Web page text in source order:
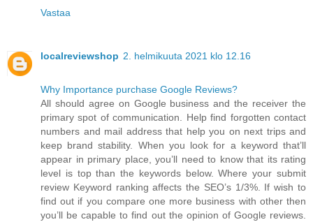
Vastaa
localreviewshop 2. helmikuuta 2021 klo 12.16
Why Importance purchase Google Reviews?
All should agree on Google business and the receiver the
primary spot of communication. Help find forgotten contact
numbers and mail address that help you on next trips and
keep brand stability. When you look for a keyword that’ll
appear in primary place, you’ll need to know that its rating
level is top than the keywords below. Where your submit
review Keyword ranking affects the SEO’s 1/3%. If wish to
find out if you compare one more business with other then
you’ll be capable to find out the opinion of Google reviews.